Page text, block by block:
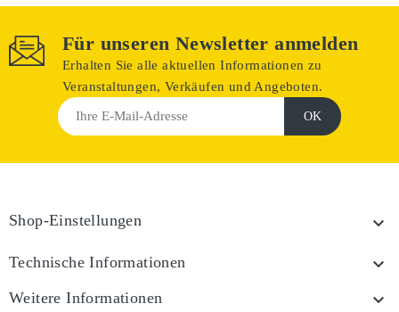
Für unseren Newsletter anmelden
Erhalten Sie alle aktuellen Informationen zu
Veranstaltungen, Verkäufen und Angeboten.
Shop-Einstellungen 
Technische Informationen 
Weitere Informationen 